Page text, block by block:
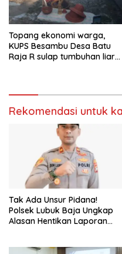
Topang ekonomi warga,
KUPS Besambu Desa Batu
Raja R sulap tumbuhan liar
Rekomendasi untuk
Tak Ada Unsur Pidana!
Polsek Lubuk Baja Ungkap
Alasan Hentikan Laporan